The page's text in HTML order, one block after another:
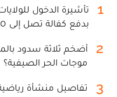
1
بدفع كفالة تصل إلى 20 ألف دولار
2
أضخم ثلاثة سدود
موجات الحر الصيفية؟
3 تفاصيل منشأة رياضية